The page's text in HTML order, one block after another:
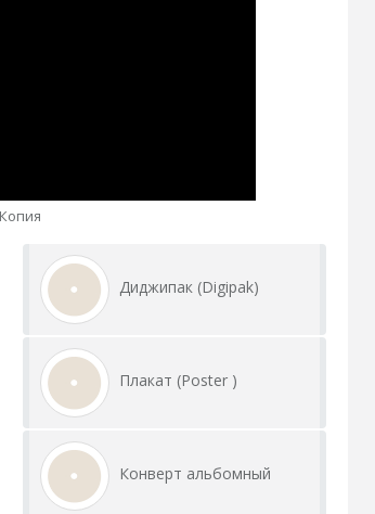
Копия
Диджипак (Digipak)
Плакат (Poster )
Конверт альбомный